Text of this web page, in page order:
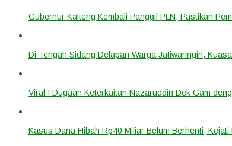
Gubernur Kalteng Kembali Panggil PLN, Pastikan
Di Tengah Sidang Delapan Warga Jatiwaringin,
Viral ! Dugaan Keterkaitan Nazaruddin Dek Gam
Kasus Dana Hibah Rp40 Miliar Belum Berhenti,